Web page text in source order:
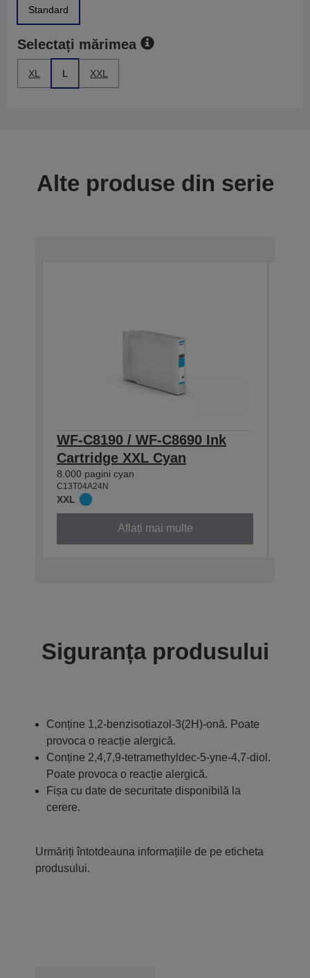
Standard
Selectați mărimea
XL L XXL
Alte produse din serie
WF-C8190 / WF-C8690 Ink
Cartridge XXL Cyan
8.000 pagini cyan
C13T04A24N
XXL
Aflați mai multe
Siguranța produsului
Conține 1,2-benzisotiazol-3(2H)-onă. Poate
provoca o reacție alergică.
Conține 2,4,7,9-tetramethyldec-5-yne-4,7-diol.
Poate provoca o reacție alergică.
Fișa cu date de securitate disponibilă la
cerere.
Urmăriți întotdeauna informațiile de pe eticheta
produsului.